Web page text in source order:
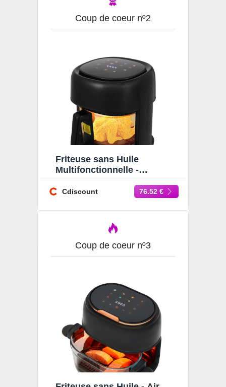
Coup de coeur nº2
Friteuse sans Huile
Multifonctionnelle -
Friteuse sans Huile 80-190
Cdiscount 76.52 €
Coup de coeur nº3